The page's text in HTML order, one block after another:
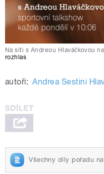
Na síti s Andreou Hlaváčkovou
rozhlas
autoři: Andrea Sestini
Všechny díly pořadu